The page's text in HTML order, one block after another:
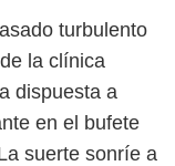
turbulento
la clínica
dispuesta a
en el bufete
suerte sonríe a